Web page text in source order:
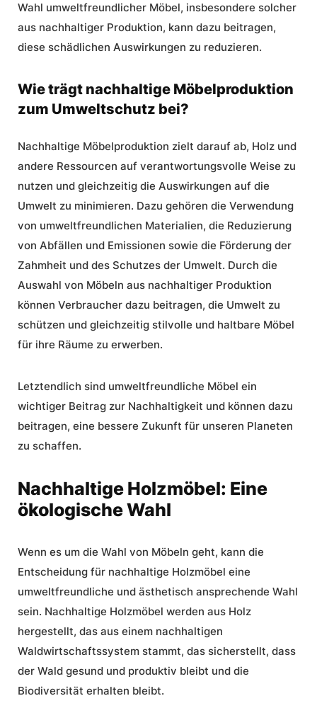
Wahl umweltfreundlicher Möbel, insbesondere solcher
aus nachhaltiger Produktion, kann dazu beitragen,
diese schädlichen Auswirkungen zu reduzieren.
Wie trägt nachhaltige Möbelproduktion
zum Umweltschutz bei?
Nachhaltige Möbelproduktion zielt darauf ab, Holz und
andere Ressourcen auf verantwortungsvolle Weise zu
nutzen und gleichzeitig die Auswirkungen auf die
Umwelt zu minimieren. Dazu gehören die Verwendung
von umweltfreundlichen Materialien, die Reduzierung
von Abfällen und Emissionen sowie die Förderung der
Zahmheit und des Schutzes der Umwelt. Durch die
Auswahl von Möbeln aus nachhaltiger Produktion
können Verbraucher dazu beitragen, die Umwelt zu
schützen und gleichzeitig stilvolle und haltbare Möbel
für ihre Räume zu erwerben.
Letztendlich sind umweltfreundliche Möbel ein
wichtiger Beitrag zur Nachhaltigkeit und können dazu
beitragen, eine bessere Zukunft für unseren Planeten
zu schaffen.
Nachhaltige Holzmöbel: Eine
ökologische Wahl
Wenn es um die Wahl von Möbeln geht, kann die
Entscheidung für nachhaltige Holzmöbel eine
umweltfreundliche und ästhetisch ansprechende Wahl
sein. Nachhaltige Holzmöbel werden aus Holz
hergestellt, das aus einem nachhaltigen
Waldwirtschaftssystem stammt, das sicherstellt, dass
der Wald gesund und produktiv bleibt und die
Biodiversität erhalten bleibt.